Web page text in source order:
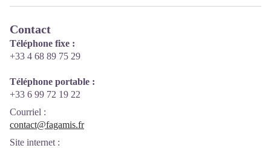
Contact
Téléphone fixe :
+33 4 68 89 75 29
Téléphone portable :
+33 6 99 72 19 22
Courriel :
contact@fagamis.fr
Site internet :